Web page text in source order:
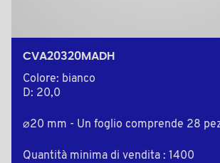
CVA20320MADH
Colore: bianco
D: 20,0
⌀20 mm - Un foglio comprende 28
Quantità minima di vendita : 1400